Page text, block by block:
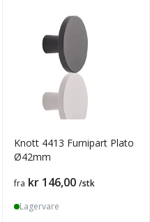
Knott 4413 Furnipart Plato
Ø42mm
Pris
fra kr 146,00 /stk
Lagervare